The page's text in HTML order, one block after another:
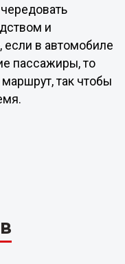
и
если в автомобиле
пассажиры, то
так чтобы